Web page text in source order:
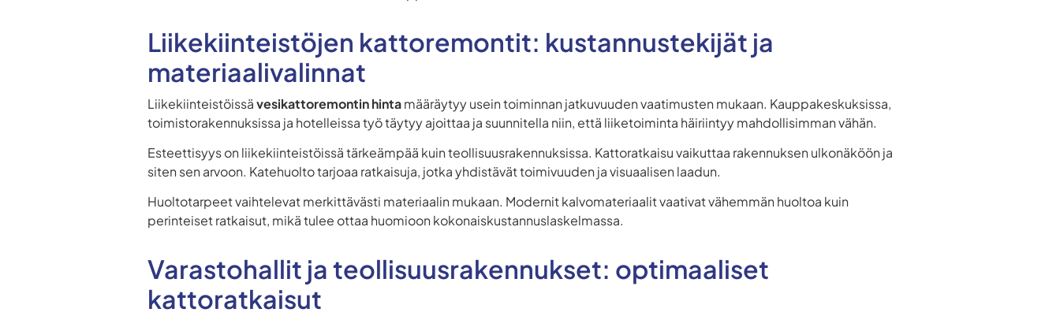
Liikekiinteistöjen kattoremontit: kustannustekijät ja
materiaalivalinnat
Liikekiinteistöissävesikattoremontin hintamääräytyy usein toiminnan jatkuvuuden vaatimusten mukaan. Kauppakeskuksissa,
toimistorakennuksissa ja hotelleissa työ täytyy ajoittaa ja suunnitella niin, että liiketoiminta häiriintyy mahdollisimman vähän.
Esteettisyys on liikekiinteistöissä tärkeämpää kuin teollisuusrakennuksissa. Kattoratkaisu vaikuttaa rakennuksen ulkonäköön ja
siten sen arvoon. Katehuolto tarjoaa ratkaisuja, jotka yhdistävät toimivuuden ja visuaalisen laadun.
Huoltotarpeet vaihtelevat merkittävästi materiaalin mukaan. Modernit kalvomateriaalit vaativat vähemmän huoltoa kuin
perinteiset ratkaisut, mikä tulee ottaa huomioon kokonaiskustannuslaskelmassa.
Varastohallit ja teollisuusrakennukset: optimaaliset
kattoratkaisut